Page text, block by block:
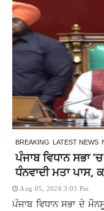
BREAKING LATEST NEWS
ਪੰਜਾਬ ਵਿਧਾਨ ਸਭਾ
ਧੰਨਵਾਦੀ ਮਤਾ
Aug 05, 2026 3:03 Pm
ਪੰਜਾਬ ਵਿਧਾਨ ਸਭਾ ਦੇ